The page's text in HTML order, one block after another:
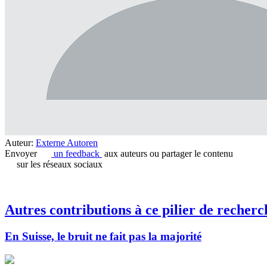
Auteur: Externe Autoren
Envoyer
un feedback aux auteurs ou partager le contenu
sur les réseaux sociaux
Autres contributions à ce pilier de
En Suisse, le bruit ne fait pas la majorité